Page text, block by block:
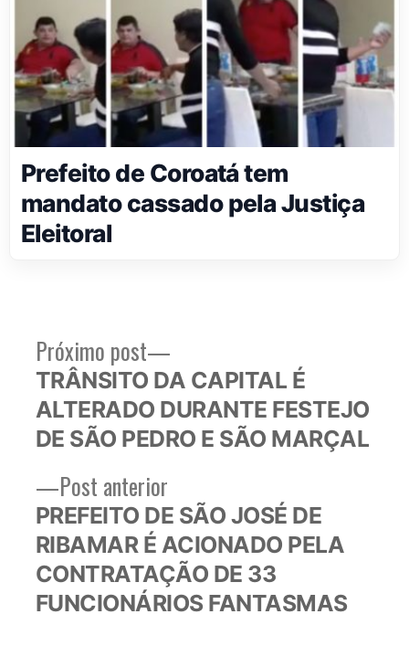
Prefeito de Coroatá tem
mandato cassado pela Justiça
Eleitoral
Navegação
de
Post
Post anteriorPost
anterior:
PREFEITO DE SÃO JOSÉ DE
RIBAMAR É ACIONADO PELA
CONTRATAÇÃO DE 33
FUNCIONÁRIOS FANTASMAS
Próximo post
Próximo
post:
TRÂNSITO DA CAPITAL É
ALTERADO DURANTE FESTEJO
DE SÃO PEDRO E SÃO MARÇAL